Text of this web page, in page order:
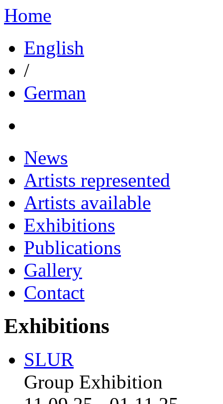
Home
English
/
German
News
Artists represented
Artists available
Exhibitions
Publications
Gallery
Contact
Exhibitions
SLUR
Group Exhibition